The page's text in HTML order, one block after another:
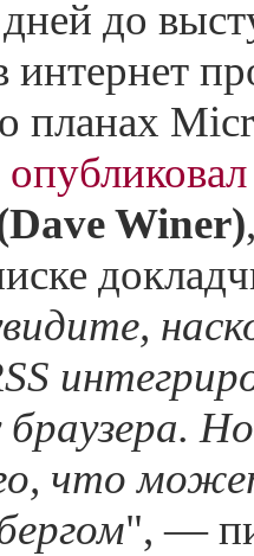
до
интернет
планах
опубликовал
Winer)
что
", —